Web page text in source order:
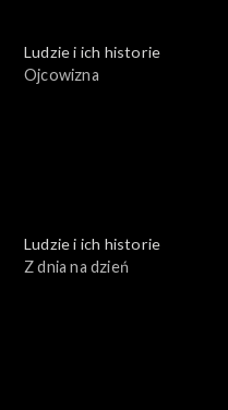
Ludzie i ich historie
Ojcowizna
Ludzie i ich historie
Z dnia na dzień